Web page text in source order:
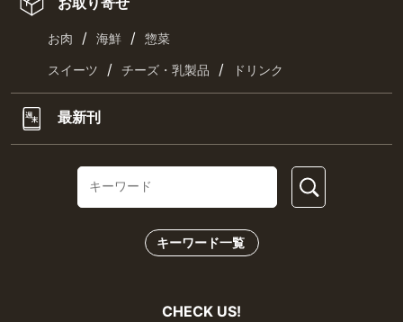
お肉 / 海鮮 / 惣菜
スイーツ / チーズ・乳製品 / ドリンク
最新刊
キーワード一覧
CHECK US!